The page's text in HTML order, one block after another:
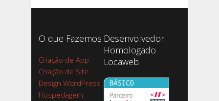
O que Fazemos
Criação de App
Criação de Site
Design WordPress
Hospedagem
Desenvolvedor
Homologado
Locaweb